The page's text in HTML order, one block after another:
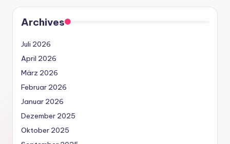
Archives
Juli 2026
April 2026
März 2026
Februar 2026
Januar 2026
Dezember 2025
Oktober 2025